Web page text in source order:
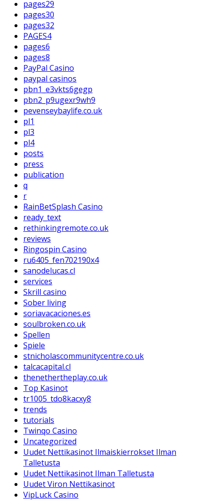
pages29
pages30
pages32
PAGES4
pages6
pages8
PayPal Casino
paypal casinos
pbn1_e3vkts6gegp
pbn2_p9ugexr9wh9
pevenseybaylife.co.uk
pl1
pl3
pl4
posts
press
publication
q
r
RainBetSplash Casino
ready_text
rethinkingremote.co.uk
reviews
Ringospin Casino
ru6405_fen702190x4
sanodelucas.cl
services
Skrill casino
Sober living
soriavacaciones.es
soulbroken.co.uk
Spellen
Spiele
stnicholascommunitycentre.co.uk
talcacapital.cl
thenethertheplay.co.uk
Top Kasinot
tr1005_tdo8kacxy8
trends
tutorials
Twinqo Casino
Uncategorized
Uudet Nettikasinot Ilmaiskierrokset Ilman
Talletusta
Uudet Nettikasinot Ilman Talletusta
Uudet Viron Nettikasinot
VipLuck Casino